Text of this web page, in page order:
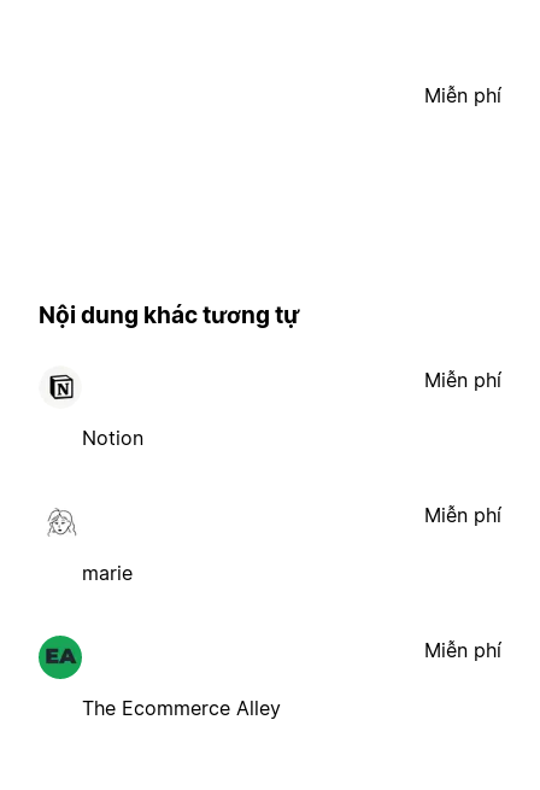
Miễn phí
Nội dung khác tương tự
Notion
Miễn phí
marie
Miễn phí
The Ecommerce Alley
Miễn phí